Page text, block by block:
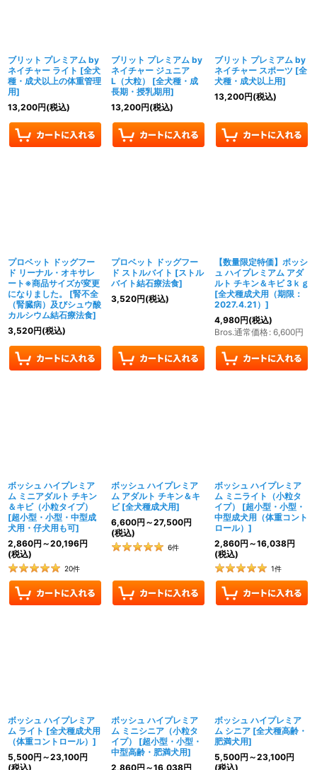
ブリット プレミアム by
ネイチャー ライト [全犬
種・成犬以上の体重管理
用]
13,200円(税込)
ブリット プレミアム by
ネイチャー ジュニア
L（大粒）
[全犬種・成
長期・授乳期用]
13,200円(税込)
ブリット プレミアム by
ネイチャー スポーツ [全
犬種・成犬以上用]
13,200円(税込)
プロベット ドッグフー
ド リーナル・オキサレ
ート※商品サイズが変更
になりました。
[腎不全
（腎臓病）及びシュウ酸
カルシウム結石療法食]
3,520円(税込)
プロベット ドッグフー
ド ストルバイト [ストル
バイト結石療法食]
3,520円(税込)
【数量限定特価】ボッシ
ュ ハイプレミアム アダ
ルト チキン＆キビ 3ｋｇ
[全犬種成犬用（期限：
2027.4.21） ]
4,980円(税込)
Bros.通常価格: 6,600円
ボッシュ ハイプレミア
ム ミニアダルト チキン
＆キビ（小粒タイプ）
[超小型・小型・中型成
犬用・仔犬用も可]
2,860円 ～20,196円
(税込)
20件
ボッシュ ハイプレミア
ム アダルト チキン＆キ
ビ [全犬種成犬用]
6,600円 ～27,500円
(税込)
6件
ボッシュ ハイプレミア
ム ミニライト（小粒タ
イプ）
[超小型・小型・
中型成犬用（体重コント
ロール） ]
2,860円 ～16,038円
(税込)
1件
ボッシュ ハイプレミア
ム ライト [全犬種成犬用
（体重コントロール） ]
5,500円 ～23,100円
(税込)
ボッシュ ハイプレミア
ム ミニシニア（小粒タ
イプ）
[超小型・小型・
中型高齢・肥満犬用]
2,860円 ～16,038円
ボッシュ ハイプレミア
ム シニア [全犬種高齢・
肥満犬用]
5,500円 ～23,100円
(税込)